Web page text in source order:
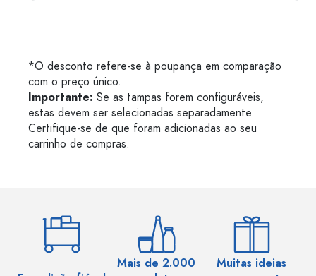
*O desconto refere-se à poupança em comparação
com o preço único.
Importante: Se as tampas forem configuráveis,
estas devem ser selecionadas separadamente.
Certifique-se de que foram adicionadas ao seu
carrinho de compras.
Mais de 2.000
Muitas ideias